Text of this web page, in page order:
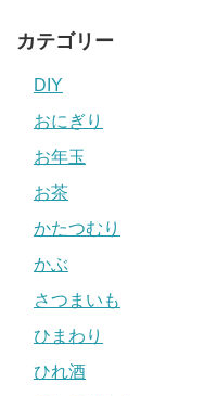
カテゴリー
DIY
おにぎり
お年玉
お茶
かたつむり
かぶ
さつまいも
ひまわり
ひれ酒